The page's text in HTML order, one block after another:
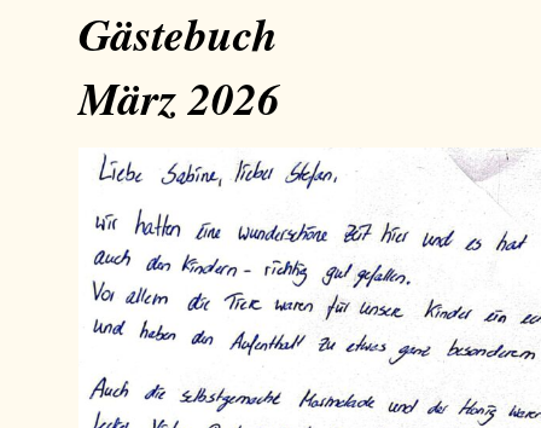
Gästebuch
März 2026